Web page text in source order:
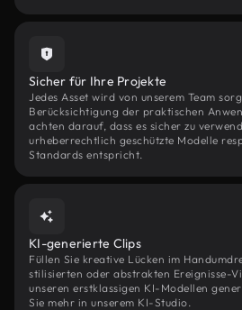
Sicher für Ihre Projekte
Jedes Asset wird von unserem Team
Berücksichtigung der praktischen
achten darauf, dass es sicher zu
urheberrechtlich geschützte Modelle
Standards entspricht.
KI-generierte Clips
Füllen Sie kreative Lücken im
stilisierten oder abstrakten Ereignisse-
unseren erstklassigen KI-Modellen
Sie mehr in unserem KI-Studio.